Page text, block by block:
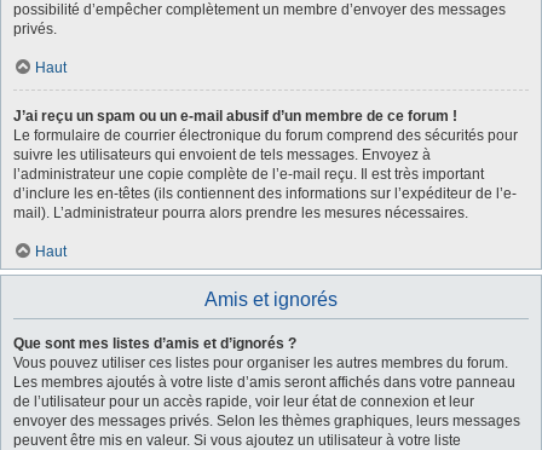
possibilité d’empêcher complètement un membre d’envoyer des messages
privés.
Haut
J’ai reçu un spam ou un e-mail abusif d’un membre de ce forum !
Le formulaire de courrier électronique du forum comprend des sécurités pour
suivre les utilisateurs qui envoient de tels messages. Envoyez à
l’administrateur une copie complète de l’e-mail reçu. Il est très important
d’inclure les en-têtes (ils contiennent des informations sur l’expéditeur de l’e-
mail). L’administrateur pourra alors prendre les mesures nécessaires.
Haut
Amis et ignorés
Que sont mes listes d’amis et d’ignorés ?
Vous pouvez utiliser ces listes pour organiser les autres membres du forum.
Les membres ajoutés à votre liste d’amis seront affichés dans votre panneau
de l’utilisateur pour un accès rapide, voir leur état de connexion et leur
envoyer des messages privés. Selon les thèmes graphiques, leurs messages
peuvent être mis en valeur. Si vous ajoutez un utilisateur à votre liste